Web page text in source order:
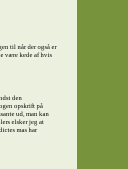
til når der også er
være kede af hvis
den
opskrift på
ud, man kan
elsker jeg at
mas har